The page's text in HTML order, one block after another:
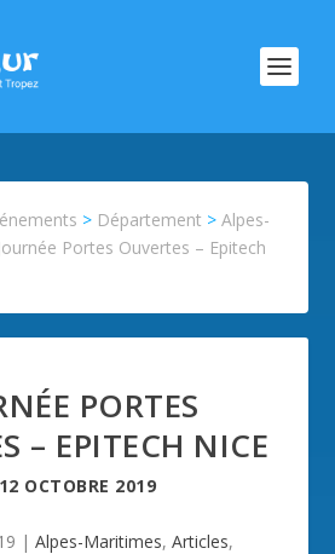
> Département >Alpes-
Journée Portes Ouvertes – Epitech
PORTES
– EPITECH NICE
12 OCTOBRE 2019
| Alpes-Maritimes, Articles,